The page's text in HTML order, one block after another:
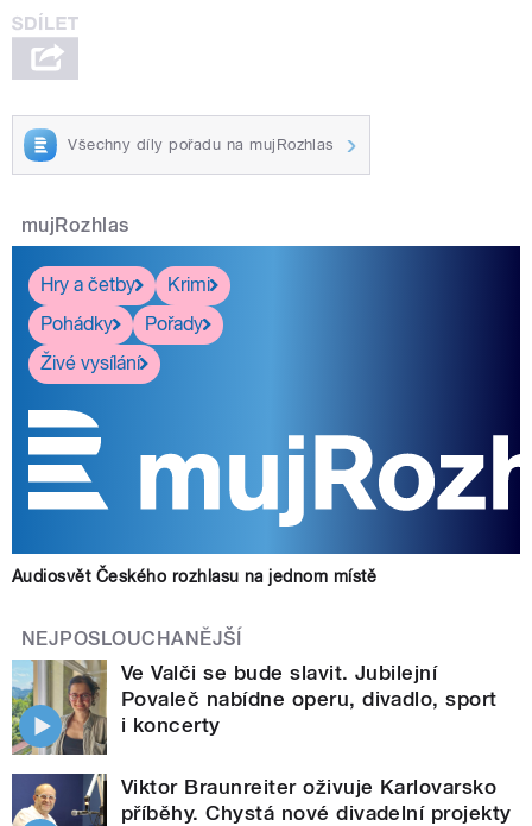
Všechny díly pořadu na mujRozhlas
mujRozhlas
Hry a četby
Krimi
Pohádky
Pořady
Živé vysílání
Audiosvět Českého rozhlasu na jednom místě
NEJPOSLOUCHANĚJŠÍ
Ve Valči se bude slavit. Jubilejní
Povaleč nabídne operu, divadlo, sport
i koncerty
Viktor Braunreiter oživuje Karlovarsko
příběhy. Chystá nové divadelní projekty